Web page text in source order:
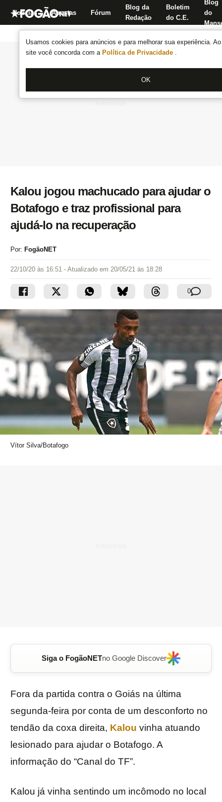
Usamos cookies para anúncios e para melhorar sua experiência.
site você concorda com a Política de Privacidade .
OK
Notícias Apostas Fórum
Blog da
Redação
Boletim
do C.E.
Blog
do
Kalou jogou machucado para ajudar o
Botafogo e traz profissional para
ajudá-lo na recuperação
Por: FogãoNET
22/10/20 às 16:51 - Atualizado em 20/05/21 às 18:28
0
Vítor Silva/Botafogo
Siga o FogãoNETno Google Discover
Fora da partida contra o Goiás na última
segunda-feira por conta de um desconforto no
tendão da coxa direita, Kalou vinha atuando
lesionado para ajudar o Botafogo. A
informação do “Canal do TF”.
Kalou já vinha sentindo um incômodo no local